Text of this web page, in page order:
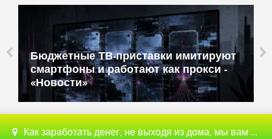
Бюджетные ТВ-приставки имитируют
смартфоны и работают как прокси -
«Новости»
Как заработать денег, не выходя из дома, мы вам поможем с этим разобраться